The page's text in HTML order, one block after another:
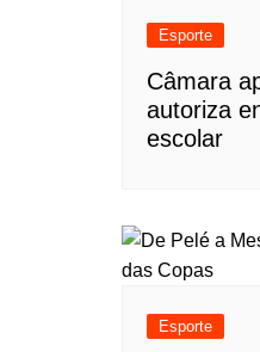
Esporte
Câmara
autoriza
escolar
Esporte